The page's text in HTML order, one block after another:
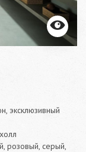
эксклюзивный
розовый, серый,